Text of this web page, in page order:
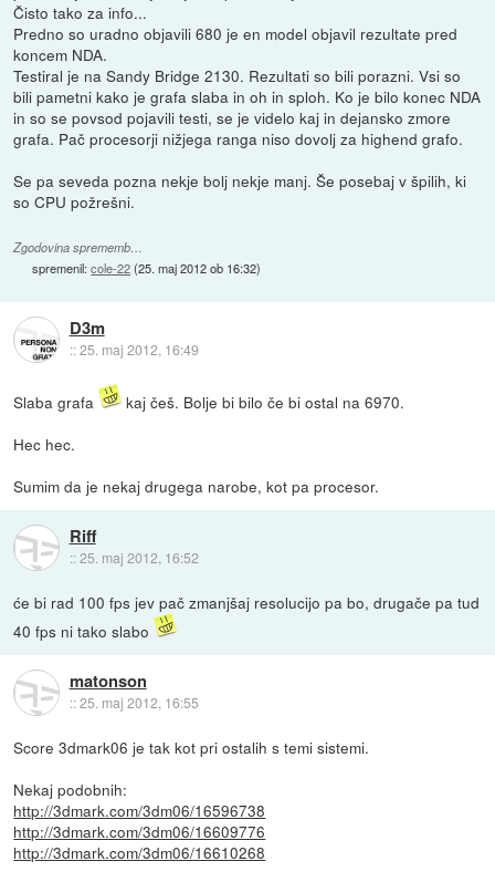
Čisto tako za info...
Predno so uradno objavili 680 je en model objavil rezultate pred
koncem NDA.
Testiral je na Sandy Bridge 2130. Rezultati so bili porazni. Vsi so
bili pametni kako je grafa slaba in oh in sploh. Ko je bilo konec NDA
in so se povsod pojavili testi, se je videlo kaj in dejansko zmore
grafa. Pač procesorji nižjega ranga niso dovolj za highend grafo.
Se pa seveda pozna nekje bolj nekje manj. Še posebaj v špilih, ki
so CPU požrešni.
Zgodovina sprememb…
spremenil:cole-22(25. maj 2012 ob 16:32)
D3m
::25. maj 2012, 16:49
Slaba grafa
kaj češ. Bolje bi bilo če bi ostal na 6970.
Hec hec.
Sumim da je nekaj drugega narobe, kot pa procesor.
Riff
::25. maj 2012, 16:52
će bi rad 100 fps jev pač zmanjšaj resolucijo pa bo, drugače pa tud
40 fps ni tako slabo
matonson
::25. maj 2012, 16:55
Score 3dmark06 je tak kot pri ostalih s temi sistemi.
Nekaj podobnih:
http://3dmark.com/3dm06/16596738
http://3dmark.com/3dm06/16609776
http://3dmark.com/3dm06/16610268